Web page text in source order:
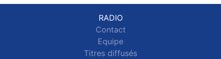
RADIO
Contact
Equipe
Titres diffusés